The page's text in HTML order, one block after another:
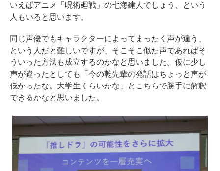
いえばアニメ「呪術廻戦」の七海建人でしょう、という
人もいると思います。
同じ声優でもキャラクターによってまったく声が違う、
という人だと難しいですが、そこそこ似た声であればそ
ういった方法も成立するのかなと思いました。仮に少し
声が違ったとしても「今の乾先輩の発話はちょっと声が
低かったな。大学生くらいかな」とこちらで勝手に解釈
できるかなと思いました。